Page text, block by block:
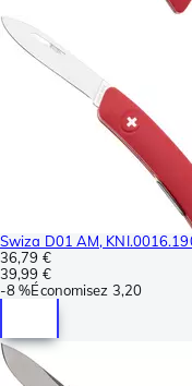
Swiza D01 AM,
36,79 €
39,99 €
-8 %Économisez 3,20